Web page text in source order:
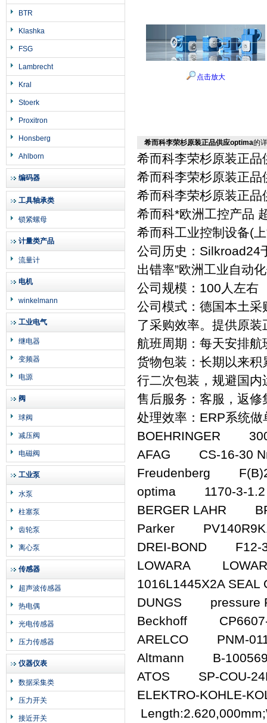
BTR
Klashka
FSG
Lambrecht
Kral
Stoerk
Proxitron
Honsberg
Ahlborn
编码器
工具轴承类
锁紧螺母
计量类产品
流量计
电机
winkelmann
工业电气
继电器
变频器
电源
阀
球阀
减压阀
电磁阀
工业泵
水泵
柱塞泵
齿轮泵
离心泵
传感器
超声波传感器
热电偶
光电传感器
压力传感器
仪器仪表
数据采集类
压力开关
接近开关
点击放大
希而科李荣杉原装正品供应optima的
希而科李荣杉原装正品
希而科李荣杉原装正品
希而科李荣杉原装正品
希而科*欧洲工控产
希而科工业控制设备(
公司历史：Silkroad24
出错率”欧洲工业自动
公司规模：100人左右
公司模式：德国本土
了采购效率。提供原
航班周期：每天安排
货物包装：长期以来
行二次包装，规避国内
售后服务：客服，返
处理效率：ERP系统
BOEHRINGER
AFAG CS-16-30
Freudenberg
optima 1170-3-1.2
BERGER LAHR
Parker
DREI-BOND F12-
LOWARA LOWARA
1016L1445X2A SEAL
DUNGS pressure
Beckhoff CP6607-
ARELCO PNM-
Altmann B-100569-
ATOS SP-COU-
ELEKTRO-KOHLE-